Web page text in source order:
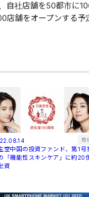
自社店舗を50都市に
店舗をオープンする予
短
堂中国の投資ファンド、第1号
「機能性スキンケア」に約20
資